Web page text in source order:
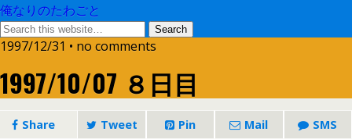
俺なりのたわごと
1997/12/31 • no comments
1997/10/07 ８日目
Share Tweet Pin Mail SMS